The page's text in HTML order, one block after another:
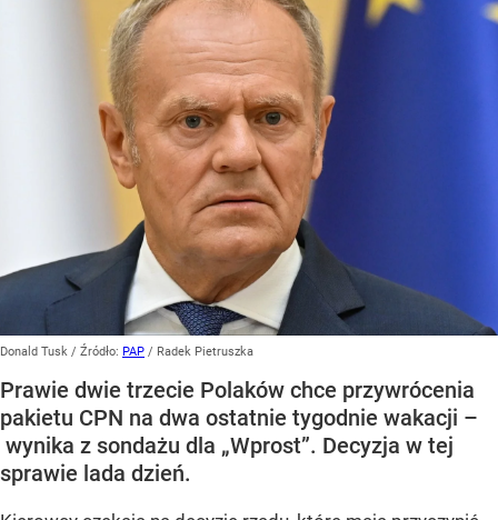
Donald Tusk / Źródło: PAP / Radek Pietruszka
Prawie dwie trzecie Polaków chce przywrócenia
pakietu CPN na dwa ostatnie tygodnie wakacji –
wynika z sondażu dla „Wprost”. Decyzja w tej
sprawie lada dzień.